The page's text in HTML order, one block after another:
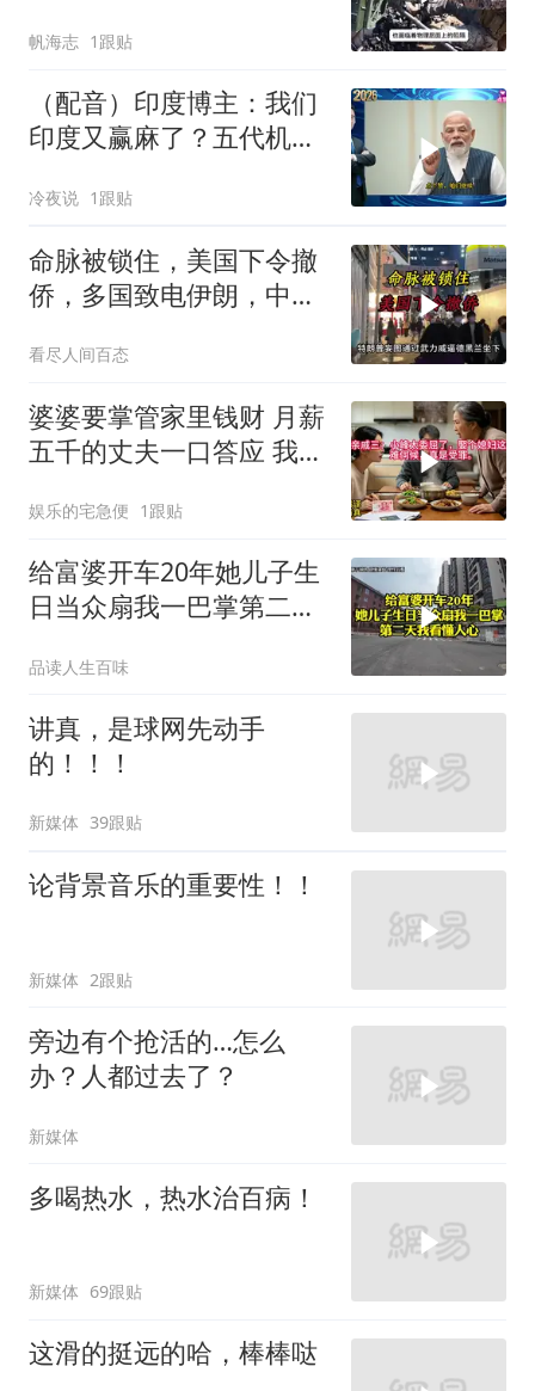
帆海志 1跟贴
（配音）印度博主：我们
印度又赢麻了？五代机还
贴上了，欧洲还排着队求
合作
冷夜说 1跟贴
命脉被锁住，美国下令撤
侨，多国致电伊朗，中国
看尽人间百态
婆婆要掌管家里钱财 月薪
五千的丈夫一口答应 我拒
娱乐的宅急便 1跟贴
给富婆开车20年她儿子生
日当众扇我一巴掌第二天
品读人生百味
讲真，是球网先动手
的！！！
新媒体 39跟贴
论背景音乐的重要性！！
新媒体 2跟贴
旁边有个抢活的…怎么
办？人都过去了？
新媒体
多喝热水，热水治百病！
新媒体 69跟贴
这滑的挺远的哈，棒棒哒